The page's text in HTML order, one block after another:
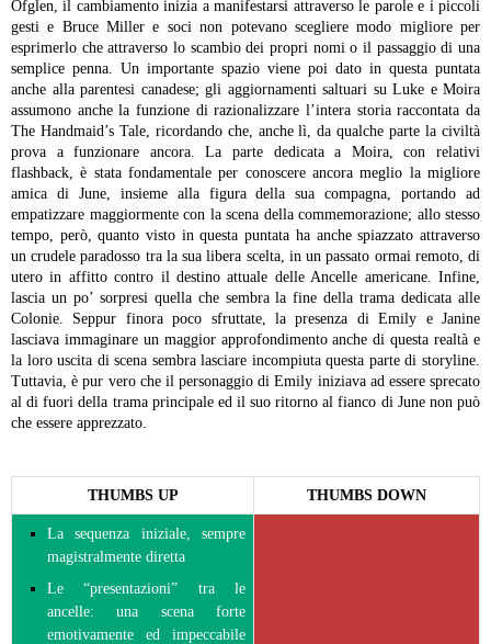
Ofglen, il cambiamento inizia a manifestarsi attraverso le parole e i piccoli
gesti e Bruce Miller e soci non potevano scegliere modo migliore per
esprimerlo che attraverso lo scambio dei propri nomi o il passaggio di una
semplice penna.
Un importante spazio viene poi dato in questa puntata
anche alla parentesi canadese; gli aggiornamenti saltuari su Luke e Moira
assumono anche la funzione di razionalizzare l’intera storia raccontata da
The Handmaid’s Tale, ricordando che, anche lì, da qualche parte la civiltà
prova a funzionare ancora. La parte dedicata a Moira, con relativi
flashback, è stata fondamentale per conoscere ancora meglio la migliore
amica di June, insieme alla figura della sua compagna, portando ad
empatizzare maggiormente con la scena della commemorazione; allo stesso
tempo, però, quanto visto in questa puntata ha anche spiazzato attraverso
un crudele paradosso tra la sua libera scelta, in un passato ormai remoto, di
utero in affitto contro il destino attuale delle Ancelle americane.
Infine,
lascia un po’ sorpresi quella che sembra la fine della trama dedicata alle
Colonie. Seppur finora poco sfruttate, la presenza di Emily e Janine
lasciava immaginare un maggior approfondimento anche di questa realtà e
la loro uscita di scena sembra lasciare incompiuta questa parte di storyline.
Tuttavia, è pur vero che il personaggio di Emily iniziava ad essere sprecato
al di fuori della trama principale ed il suo ritorno al fianco di June non può
che essere apprezzato.
THUMBS UP THUMBS DOWN
La sequenza iniziale, sempre
magistralmente diretta
Le “presentazioni” tra le
ancelle: una scena forte
emotivamente ed impeccabile